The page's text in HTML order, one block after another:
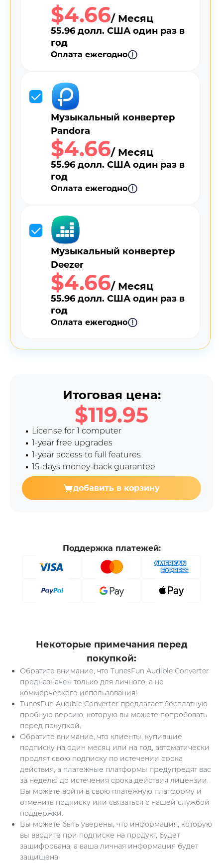
$4.66/ Месяц
55.96 долл. США один раз в
год
Оплата ежегодно
Музыкальный конвертер
Pandora
$4.66/ Месяц
55.96 долл. США один раз в
год
Оплата ежегодно
Музыкальный конвертер
Deezer
$4.66/ Месяц
55.96 долл. США один раз в
год
Оплата ежегодно
Итоговая цена:
$119.95
License for 1 computer
1-year free upgrades
1-year access to full features
15-days money-back guarantee
добавить в корзину
Поддержка платежей:
Некоторые примечания перед
покупкой:
Обратите внимание, что TunesFun Audible Converter
предназначен только для личного, а не
коммерческого использования!
TunesFun Audible Converter предлагает бесплатную
пробную версию, которую вы можете попробовать
перед покупкой.
Обратите внимание, что клиенты, купившие
подписку на один месяц или на год, автоматически
продлят свою подписку по истечении срока
действия, а платежные платформы предупредят вас
за неделю до истечения срока действия лицензии.
Вы можете войти в свою платежную платформу и
отменить подписку или связаться с нашей службой
поддержки.
Вы можете быть уверены, что информация, которую
вы вводите при подписке на продукт, будет
зашифрована, а ваша личная информация будет
защищена.